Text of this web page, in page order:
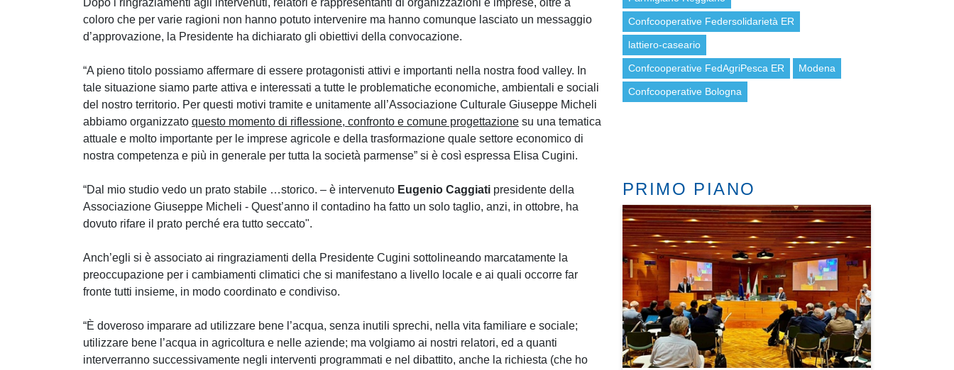
Dopo i ringraziamenti agli intervenuti, relatori e rappresentanti di organizzazioni e imprese, oltre a
coloro che per varie ragioni non hanno potuto intervenire ma hanno comunque lasciato un messaggio
d’approvazione, la Presidente ha dichiarato gli obiettivi della convocazione.
“A pieno titolo possiamo affermare di essere protagonisti attivi e importanti nella nostra food valley. In
tale situazione siamo parte attiva e interessati a tutte le problematiche economiche, ambientali e sociali
del nostro territorio. Per questi motivi tramite e unitamente all’Associazione Culturale Giuseppe Micheli
abbiamo organizzato questo momento di riflessione, confronto e comune progettazione su una tematica
attuale e molto importante per le imprese agricole e della trasformazione quale settore economico di
nostra competenza e più in generale per tutta la società parmense” si è così espressa Elisa Cugini.
“Dal mio studio vedo un prato stabile …storico. – è intervenuto Eugenio Caggiati presidente della
Associazione Giuseppe Micheli - Quest’anno il contadino ha fatto un solo taglio, anzi, in ottobre, ha
dovuto rifare il prato perché era tutto seccato".
Anch’egli si è associato ai ringraziamenti della Presidente Cugini sottolineando marcatamente la
preoccupazione per i cambiamenti climatici che si manifestano a livello locale e ai quali occorre far
fronte tutti insieme, in modo coordinato e condiviso.
“È doveroso imparare ad utilizzare bene l’acqua, senza inutili sprechi, nella vita familiare e sociale;
utilizzare bene l’acqua in agricoltura e nelle aziende; ma volgiamo ai nostri relatori, ed a quanti
interverranno successivamente negli interventi programmati e nel dibattito, anche la richiesta (che ho
Confcooperative Federsolidarietà ER
lattiero-caseario
Confcooperative FedAgriPesca ER Modena
Confcooperative Bologna
PRIMO PIANO